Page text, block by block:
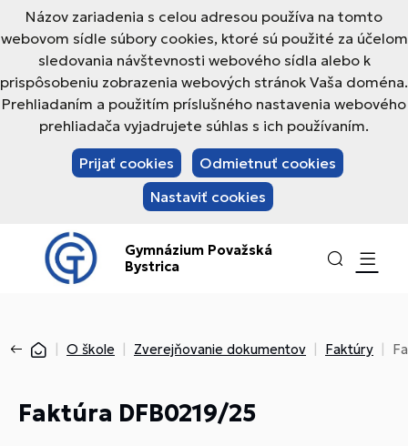
Názov zariadenia s celou adresou používa na tomto
webovom sídle súbory cookies, ktoré sú použité za účelom
sledovania návštevnosti webového sídla alebo k
prispôsobeniu zobrazenia webových stránok Vaša doména.
Prehliadaním a použitím príslušného nastavenia webového
prehliadača vyjadrujete súhlas s ich používaním.
Prijať cookies
Odmietnuť cookies
Nastaviť cookies
Gymnázium Považská
Bystrica
O škole Zverejňovanie dokumentov Faktúry
Faktúra DFB0219/25